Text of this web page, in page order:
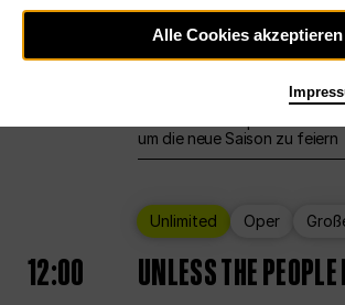
12:00
um die neue Saison zu feiern
Unlimited Oper
12:00 UNLESS THE PEOPLE
Alle Cookies akzeptieren